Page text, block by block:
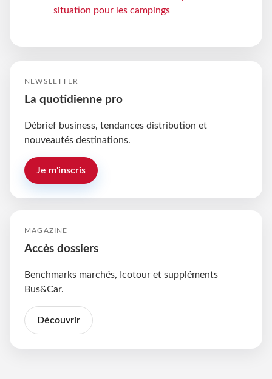
situation pour les campings
NEWSLETTER
La quotidienne pro
Débrief business, tendances distribution et
nouveautés destinations.
Je m'inscris
MAGAZINE
Accès dossiers
Benchmarks marchés, Icotour et suppléments
Bus&Car.
Découvrir